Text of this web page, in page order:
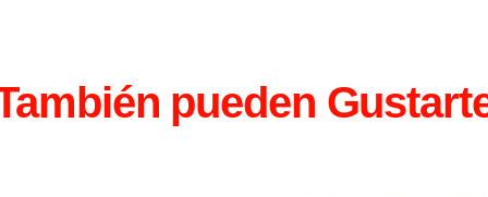
pueden